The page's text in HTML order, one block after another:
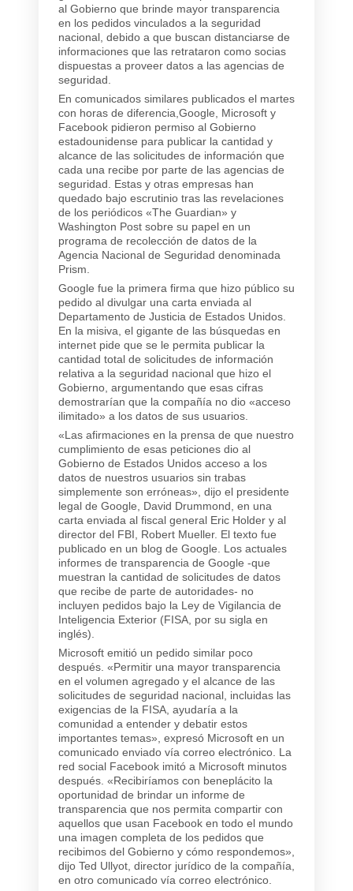
al Gobierno que brinde mayor transparencia
en los pedidos vinculados a la seguridad
nacional, debido a que buscan distanciarse de
informaciones que las retrataron como socias
dispuestas a proveer datos a las agencias de
seguridad.
En comunicados similares publicados el martes
con horas de diferencia,Google, Microsoft y
Facebook pidieron permiso al Gobierno
estadounidense para publicar la cantidad y
alcance de las solicitudes de información que
cada una recibe por parte de las agencias de
seguridad. Estas y otras empresas han
quedado bajo escrutinio tras las revelaciones
de los periódicos «The Guardian» y
Washington Post sobre su papel en un
programa de recolección de datos de la
Agencia Nacional de Seguridad denominada
Prism.
Google fue la primera firma que hizo público su
pedido al divulgar una carta enviada al
Departamento de Justicia de Estados Unidos.
En la misiva, el gigante de las búsquedas en
internet pide que se le permita publicar la
cantidad total de solicitudes de información
relativa a la seguridad nacional que hizo el
Gobierno, argumentando que esas cifras
demostrarían que la compañía no dio «acceso
ilimitado» a los datos de sus usuarios.
«Las afirmaciones en la prensa de que nuestro
cumplimiento de esas peticiones dio al
Gobierno de Estados Unidos acceso a los
datos de nuestros usuarios sin trabas
simplemente son erróneas», dijo el presidente
legal de Google, David Drummond, en una
carta enviada al fiscal general Eric Holder y al
director del FBI, Robert Mueller. El texto fue
publicado en un blog de Google. Los actuales
informes de transparencia de Google -que
muestran la cantidad de solicitudes de datos
que recibe de parte de autoridades- no
incluyen pedidos bajo la Ley de Vigilancia de
Inteligencia Exterior (FISA, por su sigla en
inglés).
Microsoft emitió un pedido similar poco
después. «Permitir una mayor transparencia
en el volumen agregado y el alcance de las
solicitudes de seguridad nacional, incluidas las
exigencias de la FISA, ayudaría a la
comunidad a entender y debatir estos
importantes temas», expresó Microsoft en un
comunicado enviado vía correo electrónico. La
red social Facebook imitó a Microsoft minutos
después. «Recibiríamos con beneplácito la
oportunidad de brindar un informe de
transparencia que nos permita compartir con
aquellos que usan Facebook en todo el mundo
una imagen completa de los pedidos que
recibimos del Gobierno y cómo respondemos»,
dijo Ted Ullyot, director jurídico de la compañía,
en otro comunicado vía correo electrónico.